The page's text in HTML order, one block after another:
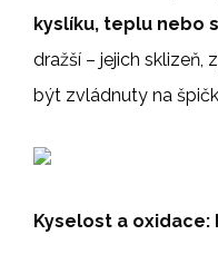
kyslíku, teplu nebo
dražší – jejich sklizeň,
být zvládnuty na
Kyselost a